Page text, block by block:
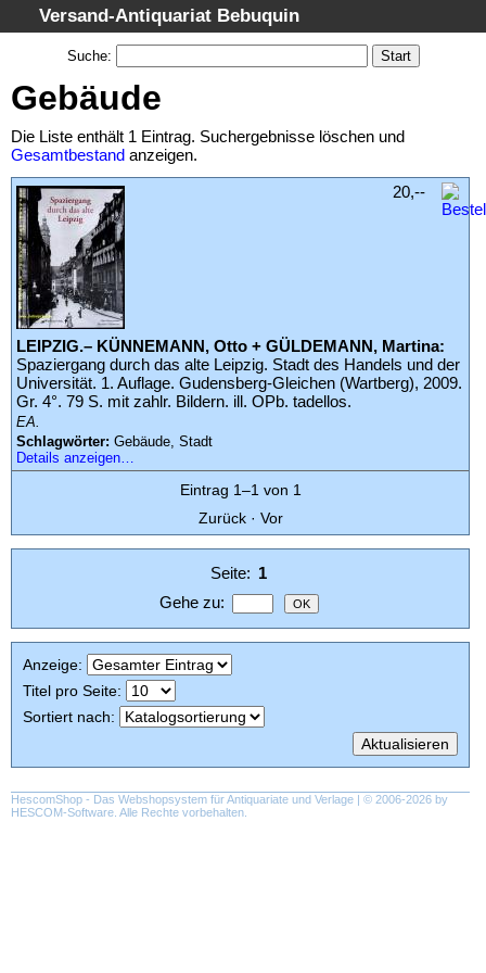
Versand-Antiquariat Bebuquin
Startseite
Suche
Schlagwörter
Suchergebnisse
Warenkorb
AGB
Widerruf
Datenschutz
Impressum
Suche:
Gebäude
Die Liste enthält 1 Eintrag. Suchergebnisse löschen und
Gesamtbestand anzeigen.
LEIPZIG.– KÜNNEMANN, Otto + GÜLDEMANN, Martina:
Spaziergang durch das alte Leipzig. Stadt des Handels und der
Universität. 1. Auflage. Gudensberg-Gleichen (Wartberg), 2009.
Gr. 4°. 79 S. mit zahlr. Bildern. ill. OPb. tadellos.
EA.
Schlagwörter: Gebäude, Stadt
Details anzeigen…
20,--
Eintrag 1–1 von 1
Zurück· Vor
Seite: 1
Gehe zu:
Anzeige:
Titel pro Seite:
Sortiert nach:
HescomShop - Das Webshopsystem für Antiquariate und Verlage | © 2006-2026 by
HESCOM-Software . Alle Rechte vorbehalten.